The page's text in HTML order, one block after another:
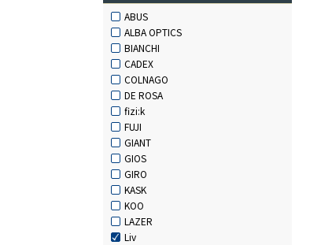
ABUS
ALBA OPTICS
BIANCHI
CADEX
COLNAGO
DE ROSA
fizi:k
FUJI
GIANT
GIOS
GIRO
KASK
KOO
LAZER
Liv